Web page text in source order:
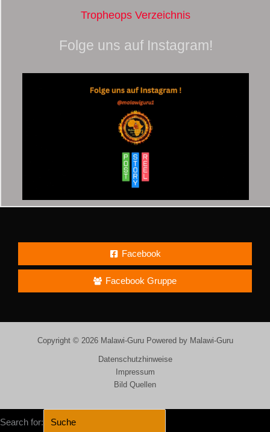
Tropheops Verzeichnis
Folge uns auf Instagram!
Facebook
Facebook Gruppe
Copyright © 2026 Malawi-Guru Powered by Malawi-Guru
Datenschutzhinweise
Impressum
Bild Quellen
Search for: